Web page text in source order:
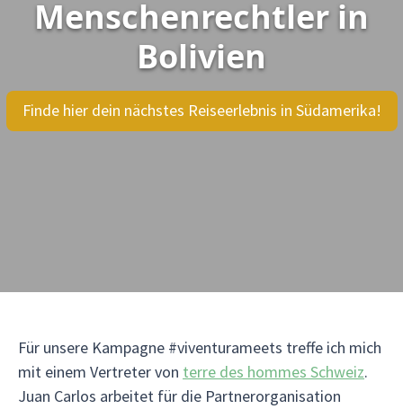
Menschenrechtler in
Bolivien
Finde hier dein nächstes Reiseerlebnis in Südamerika!
Für unsere Kampagne #viventurameets treffe ich mich
mit einem Vertreter von terre des hommes Schweiz.
Juan Carlos arbeitet für die Partnerorganisation